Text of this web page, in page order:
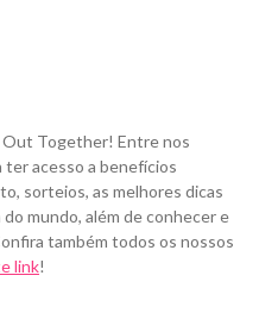
Out Together! Entre nos
acesso a benefícios
sorteios, as melhores dicas
mundo, além de conhecer e
também todos os nossos
link!